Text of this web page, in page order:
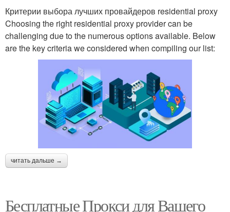
Критерии выбора лучших провайдеров residential proxy
Choosing the right residential proxy provider can be
challenging due to the numerous options available. Below
are the key criteria we considered when compiling our list:
читать дальше →
Бесплатные Прокси для Вашего